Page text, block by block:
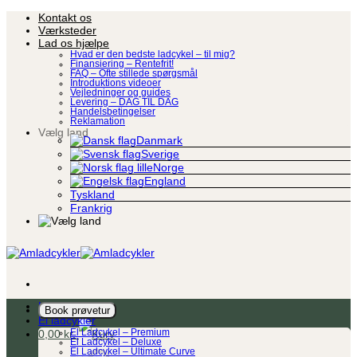
Fortsæt
indhold
Kontakt os
Værksteder
Lad os hjælpe
Hvad er den bedste ladcykel – til mig?
Finansiering – Rentefrit!
FAQ – Ofte stillede spørgsmål
Introduktions videoer
Vejledninger og guides
Levering – DAG TIL DAG
Handelsbetingelser
Reklamation
Vælg land
Danmark
Sverige
Norge
England
Tyskland
Frankrig
Book prøvetur
0,00kr.
Ladcykel
El ladcykler
El Ladcykel – Premium
El Ladcykel – Deluxe
El Ladcykel – Ultimate Curve